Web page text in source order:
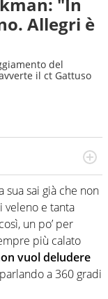
Allegri è
del
il ct Gattuso
manifestazioni
Esperienza,
Si occupa
sai già che non
veleno e tanta
un po’ per
più calato
vuol deludere
a 360 gradi